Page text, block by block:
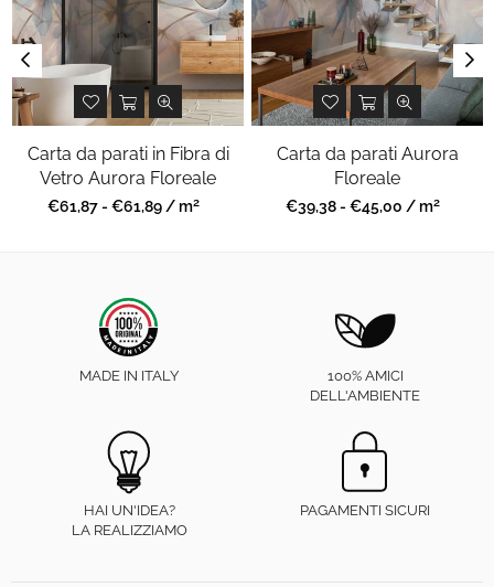
Carta da parati in Fibra di
Vetro Aurora Floreale
Prezzo
€61,87 - €61,89 / m2
Carta da parati Aurora
Floreale
Prezzo
€39,38 - €45,00 / m2
MADE IN ITALY
100% AMICI
DELL'AMBIENTE
HAI UN'IDEA?
LA REALIZZIAMO
PAGAMENTI SICURI